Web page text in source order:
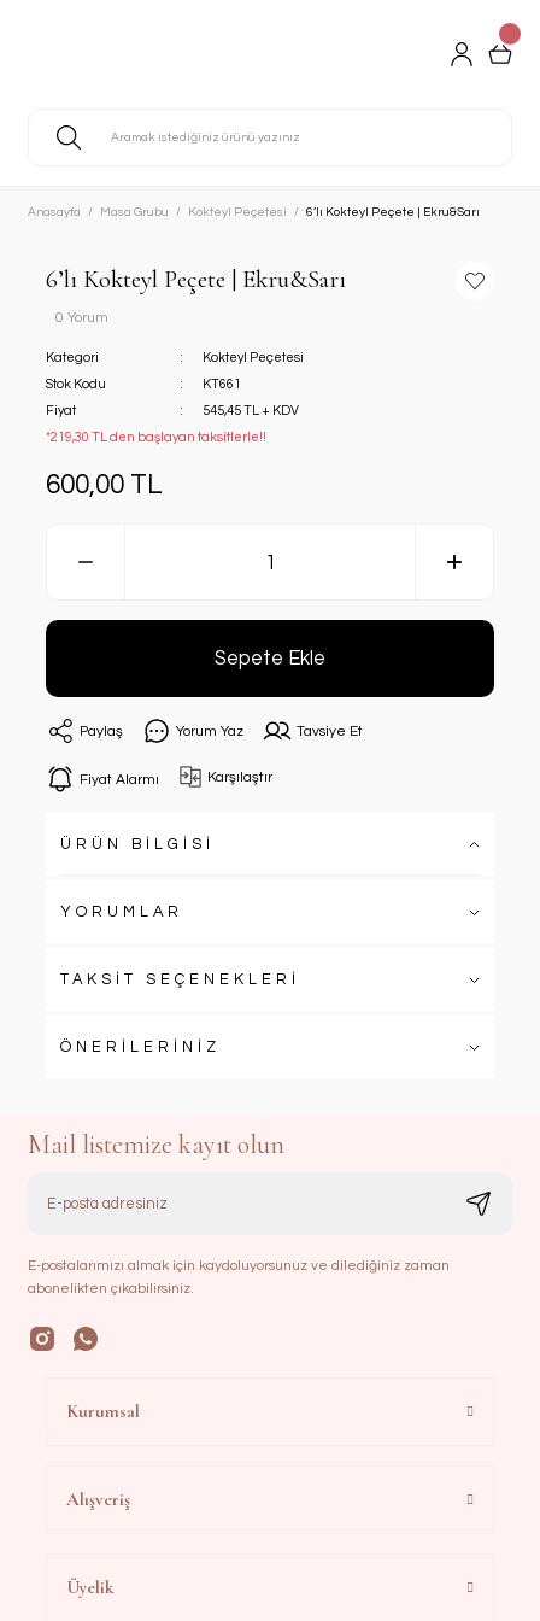
Anasayfa Masa Grubu Kokteyl Peçetesi 6’lı Kokteyl Peçete | Ekru&Sarı
6’lı Kokteyl Peçete | Ekru&Sarı
0 Yorum
Kategori
Kokteyl Peçetesi
Stok Kodu
KT661
Fiyat
545,45 TL + KDV
*219,30 TL den başlayan taksitlerle!!
600,00 TL
Sepete Ekle
Paylaş Yorum Yaz Tavsiye Et
Fiyat Alarmı Karşılaştır
ÜRÜN BİLGİSİ
YORUMLAR
TAKSİT SEÇENEKLERİ
ÖNERİLERİNİZ
Mail listemize kayıt olun
E-postalarımızı almak için kaydoluyorsunuz ve dilediğiniz zaman
abonelikten çıkabilirsiniz.
Kurumsal
Alışveriş
Üyelik